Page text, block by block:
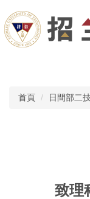
到
主
要
首頁 日間部二
致理